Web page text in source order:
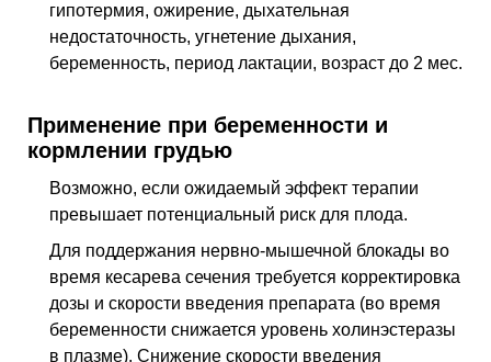
гипотермия, ожирение, дыхательная
недостаточность, угнетение дыхания,
беременность, период лактации, возраст до 2 мес.
Применение при беременности и
кормлении грудью
Возможно, если ожидаемый эффект терапии
превышает потенциальный риск для плода.
Для поддержания нервно-мышечной блокады во
время кесарева сечения требуется корректировка
дозы и скорости введения препарата (во время
беременности снижается уровень холинэстеразы
в плазме). Снижение скорости введения